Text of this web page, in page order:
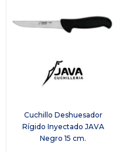
Cuchillo Deshuesador
Rígido Inyectado JAVA
Negro 15 cm.